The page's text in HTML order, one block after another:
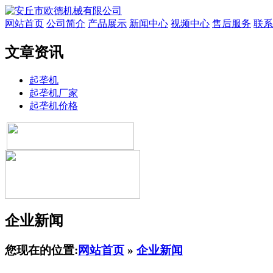
网站首页 公司简介 产品展示 新闻中心 视频中心 售后服务 联
文章资讯
起垄机
起垄机厂家
起垄机价格
企业新闻
您现在的位置:网站首页 » 企业新闻